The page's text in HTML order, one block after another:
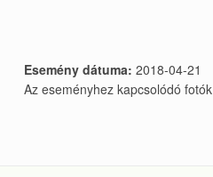
Esemény dátuma: 2018-04-21
Az eseményhez kapcsolódó fotók